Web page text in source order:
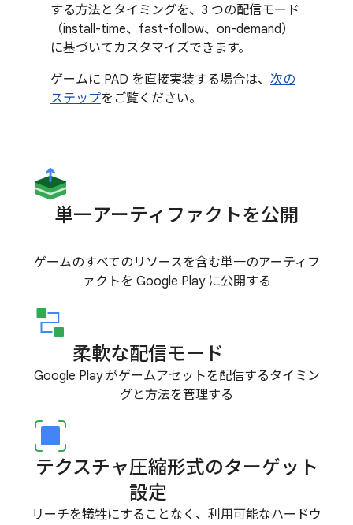
する方法とタイミングを、3 つの配信モード
（install-time、fast-follow、on-demand）
に基づいてカスタマイズできます。
ゲームに PAD を直接実装する場合は、 次の
ステップをご覧ください。
単一アーティファクトを公開
ゲームのすべてのリソースを含む単一のアーティフ
ァクトを Google Play に公開する
柔軟な配信モード
Google Play がゲームアセットを配信するタイミン
グと方法を管理する
テクスチャ圧縮形式のターゲット
設定
リーチを犠牲にすることなく、利用可能なハードウ